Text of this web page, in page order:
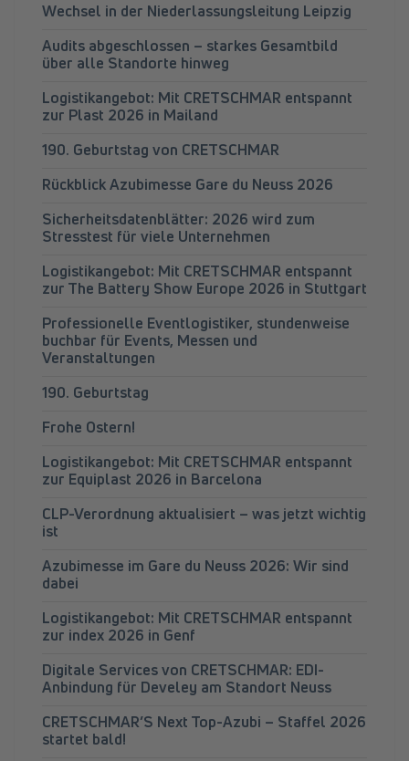
Wechsel in der Niederlassungsleitung Leipzig
Audits abgeschlossen – starkes Gesamtbild
über alle Standorte hinweg
Logistikangebot: Mit CRETSCHMAR entspannt
zur Plast 2026 in Mailand
190. Geburtstag von CRETSCHMAR
Rückblick Azubimesse Gare du Neuss 2026
Sicherheitsdatenblätter: 2026 wird zum
Stresstest für viele Unternehmen
Logistikangebot: Mit CRETSCHMAR entspannt
zur The Battery Show Europe 2026 in Stuttgart
Professionelle Eventlogistiker, stundenweise
buchbar für Events, Messen und
Veranstaltungen
190. Geburtstag
Frohe Ostern!
Logistikangebot: Mit CRETSCHMAR entspannt
zur Equiplast 2026 in Barcelona
CLP-Verordnung aktualisiert – was jetzt wichtig
ist
Azubimesse im Gare du Neuss 2026: Wir sind
dabei
Logistikangebot: Mit CRETSCHMAR entspannt
zur index 2026 in Genf
Digitale Services von CRETSCHMAR: EDI-
Anbindung für Develey am Standort Neuss
CRETSCHMAR’S Next Top-Azubi – Staffel 2026
startet bald!